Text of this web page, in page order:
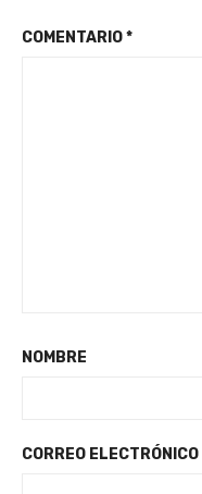
COMENTARIO*
NOMBRE
CORREO ELECTRÓNICO